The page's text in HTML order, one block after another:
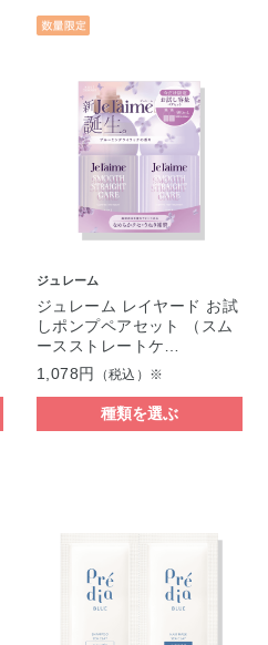
ジュレーム
ジュレーム レイヤード お試
しポンプペアセット （スム
ースストレートケ…
1,078円
（税込）※
種類を選ぶ